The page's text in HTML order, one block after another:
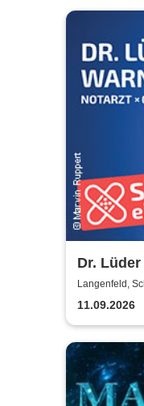
Dr.
ein
Langenfeld,
11.09.2026